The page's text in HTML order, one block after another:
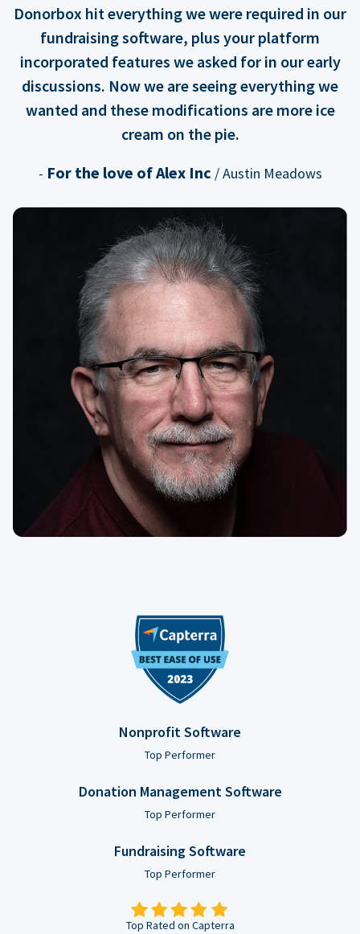
Donorbox hit everything we were required in our
fundraising software, plus your platform
incorporated features we asked for in our early
discussions. Now we are seeing everything we
wanted and these modifications are more ice
cream on the pie.
- For the love of Alex Inc / Austin Meadows
Nonprofit Software
Top Performer
Donation Management Software
Top Performer
Fundraising Software
Top Performer
Top Rated on Capterra